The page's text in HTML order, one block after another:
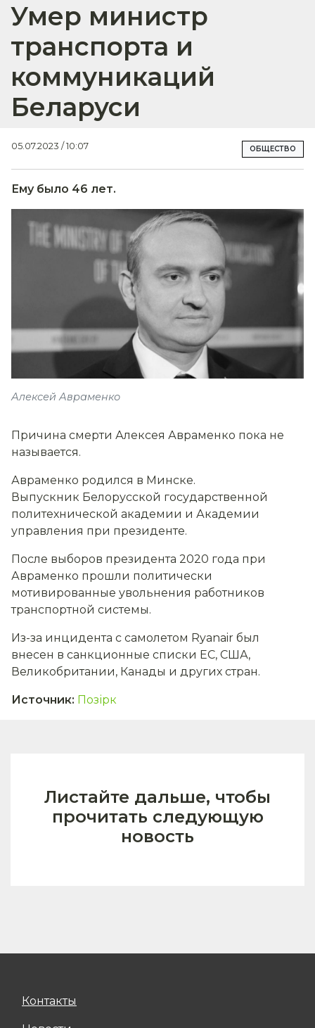
Умер министр
транспорта и
коммуникаций
Беларуси
05.07.2023 / 10:07 ОБЩЕСТВО
Ему было 46 лет.
Алексей Авраменко
Причина смерти Алексея Авраменко пока не
называется.
Авраменко родился в Минске.
Выпускник Белорусской государственной
политехнической академии и Академии
управления при президенте.
После выборов президента 2020 года при
Авраменко прошли политически
мотивированные увольнения работников
транспортной системы.
Из-за инцидента с самолетом Ryanair был
внесен в санкционные списки ЕС, США,
Великобритании, Канады и других стран.
Источник: Позірк
Листайте дальше, чтобы
прочитать следующую
новость
Контакты